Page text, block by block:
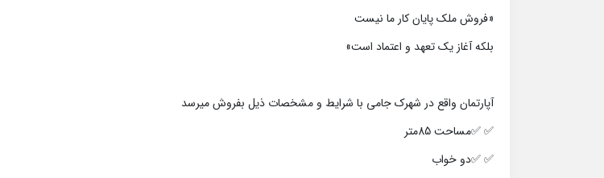
«فروش ملک پایان کار ما نیست
بلکه آغاز یک تعهد و اعتماد است»
آپارتمان واقع در شهرک جامی با شرایط و مشخصات ذیل بفروش میرسد
✅ ✅مساحت 85متر
✅ ✅دو خواب